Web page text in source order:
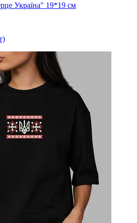
Україна" 19*19 см